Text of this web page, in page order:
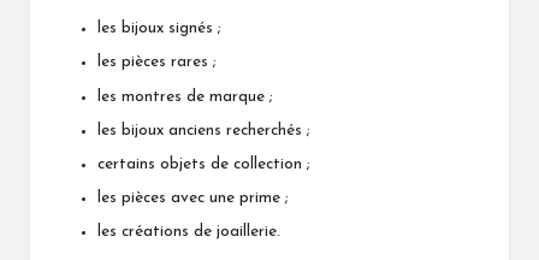
les bijoux signés ;
les pièces rares ;
les montres de marque ;
les bijoux anciens recherchés ;
certains objets de collection ;
les pièces avec une prime ;
les créations de joaillerie.